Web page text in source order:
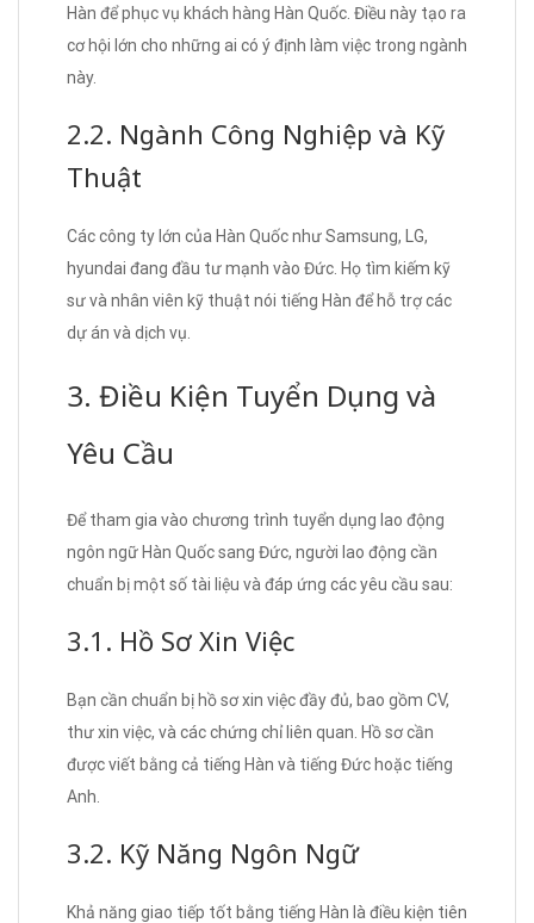
Hàn để phục vụ khách hàng Hàn Quốc. Điều này tạo ra
cơ hội lớn cho những ai có ý định làm việc trong ngành
này.
2.2. Ngành Công Nghiệp và Kỹ
Thuật
Các công ty lớn của Hàn Quốc như Samsung, LG,
hyundai đang đầu tư mạnh vào Đức. Họ tìm kiếm kỹ
sư và nhân viên kỹ thuật nói tiếng Hàn để hỗ trợ các
dự án và dịch vụ.
3. Điều Kiện Tuyển Dụng và
Yêu Cầu
Để tham gia vào chương trình tuyển dụng lao động
ngôn ngữ Hàn Quốc sang Đức, người lao động cần
chuẩn bị một số tài liệu và đáp ứng các yêu cầu sau:
3.1. Hồ Sơ Xin Việc
Bạn cần chuẩn bị hồ sơ xin việc đầy đủ, bao gồm CV,
thư xin việc, và các chứng chỉ liên quan. Hồ sơ cần
được viết bằng cả tiếng Hàn và tiếng Đức hoặc tiếng
Anh.
3.2. Kỹ Năng Ngôn Ngữ
Khả năng giao tiếp tốt bằng tiếng Hàn là điều kiện tiên